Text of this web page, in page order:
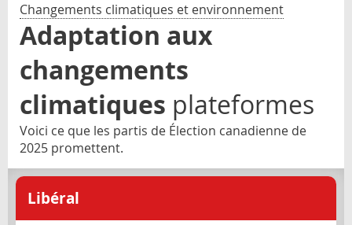
Changements climatiques et environnement
Adaptation aux
changements
climatiques plateformes
Voici ce que les partis de Élection canadienne de
2025 promettent.
Libéral